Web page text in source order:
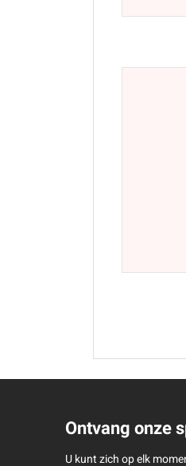
Ontvang onze
U kunt zich op elk